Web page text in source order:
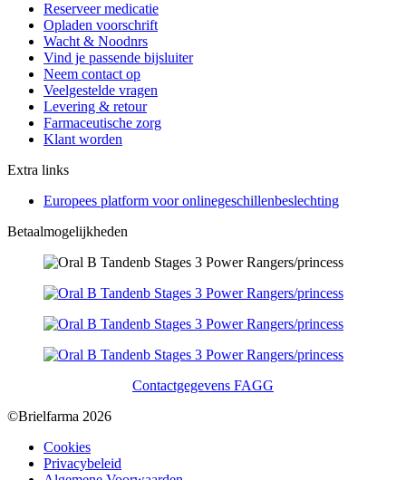
Reserveer medicatie
Opladen voorschrift
Wacht & Noodnrs
Vind je passende bijsluiter
Neem contact op
Veelgestelde vragen
Levering & retour
Farmaceutische zorg
Klant worden
Extra links
Europees platform voor onlinegeschillenbeslechting
Betaalmogelijkheden
Contactgegevens FAGG
©Brielfarma 2026
Cookies
Privacybeleid